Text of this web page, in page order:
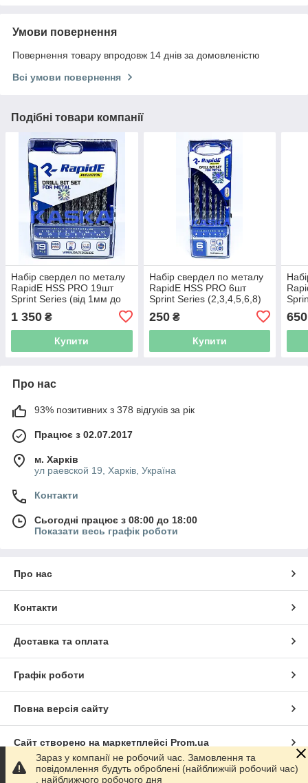
Умови повернення
Повернення товару впродовж 14 днів за домовленістю
Всі умови повернення
Подібні товари компанії
Набір свердел по металу
RapidE HSS PRO 19шт
Sprint Series (від 1мм до
1 350 ₴
Купити
Набір свердел по металу
RapidE HSS PRO 6шт
Sprint Series (2,3,4,5,6,8)
250₴
Купити
650
Про нас
93% позитивних з 378 відгуків за рік
Працює з 02.07.2017
м. Харків
ул раевской 19, Харків, Україна
Контакти
Сьогодні працює з 08:00 до 18:00
Показати весь графік роботи
Про нас
Контакти
Доставка та оплата
Графік роботи
Повна версія сайту
Сайт створено на маркетплейсі Prom.ua
Політика конфіденційності
Зараз у компанії не робочий час. Замовлення та
повідомлення будуть оброблені (найближчій робочий час)
, найближчого робочого дня